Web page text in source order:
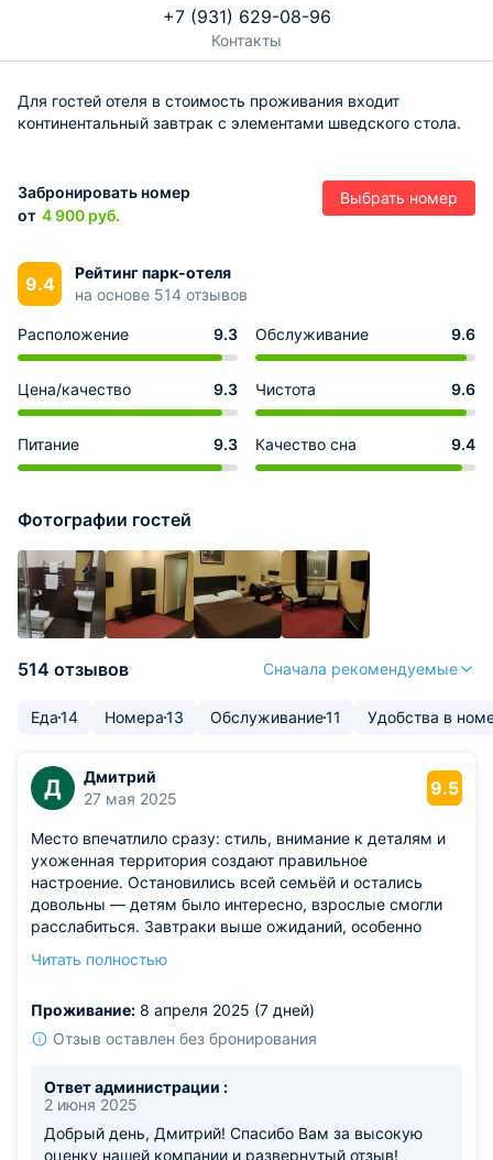
+7 (931) 629-08-96
Контакты
Для гостей отеля в стоимость проживания входит
континентальный завтрак с элементами шведского стола.
Забронировать номер
от 4 900 руб.
Выбрать номер
9.4
Рейтинг парк-отеля
на основе 514 отзывов
Расположение 9.3 Обслуживание 9.6
Цена/качество 9.3 Чистота 9.6
Питание 9.3 Качество сна 9.4
Фотографии гостей
514 отзывов Сначала рекомендуемые
Еда14 Номера13 Обслуживание11 Удобства в
Д
Дмитрий
27 мая 2025
9.5
Место впечатлило сразу: стиль, внимание к деталям и
ухоженная территория создают правильное
настроение. Остановились всей семьёй и остались
довольны — детям было интересно, взрослые смогли
расслабиться. Завтраки выше ожиданий, особенно
Внутренний дворик просто создан для вечерних
тонах, освещение мягкое. Прекрасный вариант для
выходных.
везде очевидны.
Читать полностью
Проживание: 8 апреля 2025 (7 дней)
Отзыв оставлен без бронирования
Ответ администрации :
2 июня 2025
Добрый день, Дмитрий! Спасибо Вам за высокую
оценку нашей компании и развернутый отзыв!